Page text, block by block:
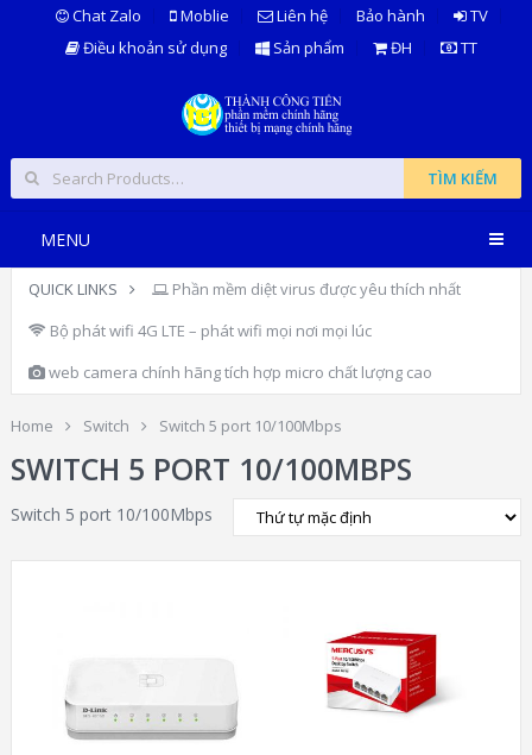
Chat Zalo Moblie Liên hệ Bảo hành
TV
Điều khoản sử dụng
Sản phẩm ĐH TT
TÌM KIẾM
MENU
QUICK LINKS
Phần mềm diệt virus được yêu thích nhất
Bộ phát wifi 4G LTE – phát wifi mọi nơi mọi lúc
web camera chính hãng tích hợp micro chất lượng cao
Home Switch Switch 5 port 10/100Mbps
SWITCH 5 PORT 10/100MBPS
Switch 5 port 10/100Mbps